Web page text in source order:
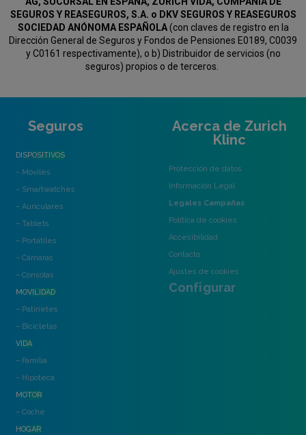
SEGUROS Y REASEGUROS, S.A. o DKV SEGUROS Y REASEGUROS
SOCIEDAD ANÓNOMA ESPAÑOLA(con claves de registro en la
Dirección General de Seguros y Fondos de Pensiones E0189, C0039
y C0161 respectivamente), o b) Distribuidor de servicios (no
seguros) propios o de terceros.
Seguros
DISPOSITIVOS
– Móviles
– Smartwatches
– Auriculares
– Tablets
– Portátiles
– Cámaras
– Consolas
MOVILIDAD
– Patinetes
– Bicicletas
VIDA
– Familia
– Hipoteca
MOTOR
– Coche
HOGAR
Acerca de Zurich
Klinc
Protección de datos
Información Legal
Legales Campañas
Política de cookies
Accesibilidad
Contacto
Ajustes de cookies
Configurar